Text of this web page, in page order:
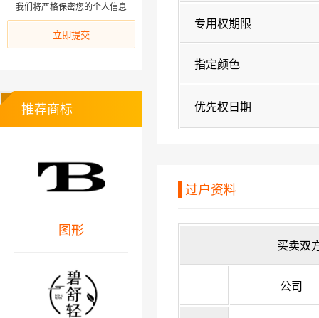
专用权期限
指定颜色
优先权日期
过户资料
买卖双
公司
我们将严格保密您的个人信息
推荐商标
图形